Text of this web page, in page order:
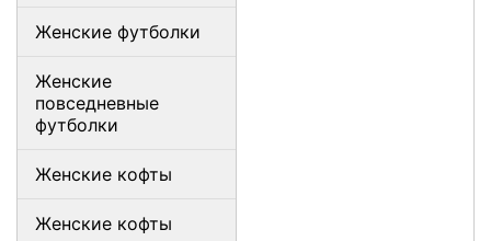
Женские футболки
Женские
повседневные
футболки
Женские кофты
Женские кофты